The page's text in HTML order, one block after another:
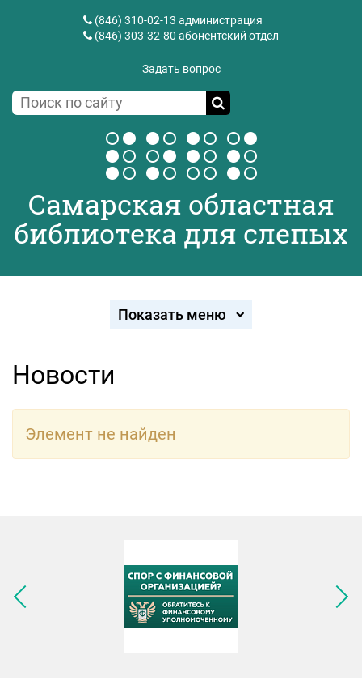
(846) 310-02-13 администрация
(846) 303-32-80 абонентский отдел
Задать вопрос
Самарская областная
библиотека для слепых
Показать меню
Новости
Элемент не найден
Следующее изображение